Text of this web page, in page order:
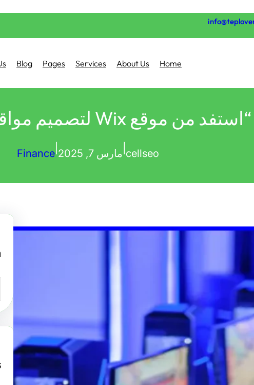
Home
About Us
Services
Pages
Blog
“استفد من موقع Wix لتصميم مواقع الويب الاحترافية”
cellseo مارس 7, 2025 Finance